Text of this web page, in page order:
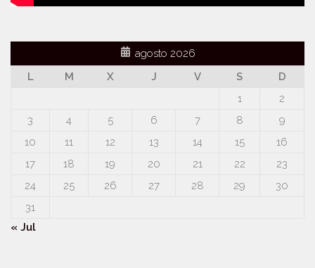
agosto 2026
L
M X J V S
D
1
2
3
4 5 6 7 8
9
10
11 12 13 14 15
16
17
18 19 20 21 22
23
24
25 26 27 28 29
30
31
« Jul